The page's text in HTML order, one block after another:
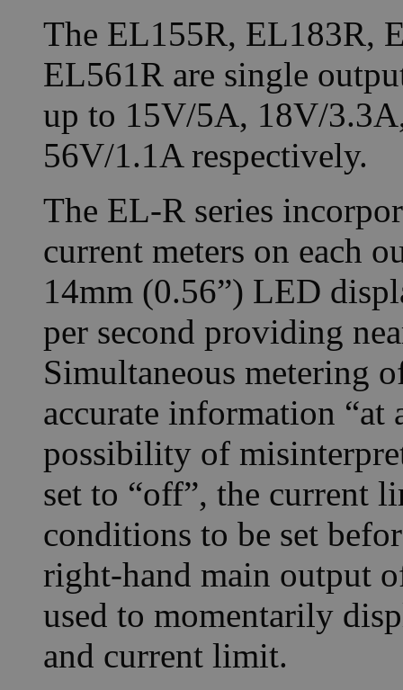
The EL155R, EL183R,
EL561R are single
up to 15V/5A, 18V/
56V/1.1A respectively.
The EL-R series
current meters on each
14mm (0.56”) LED
per second providing
Simultaneous metering
accurate information “at
possibility of
set to “off”, the current
conditions to be set
right-hand main output
used to momentarily
and current limit.